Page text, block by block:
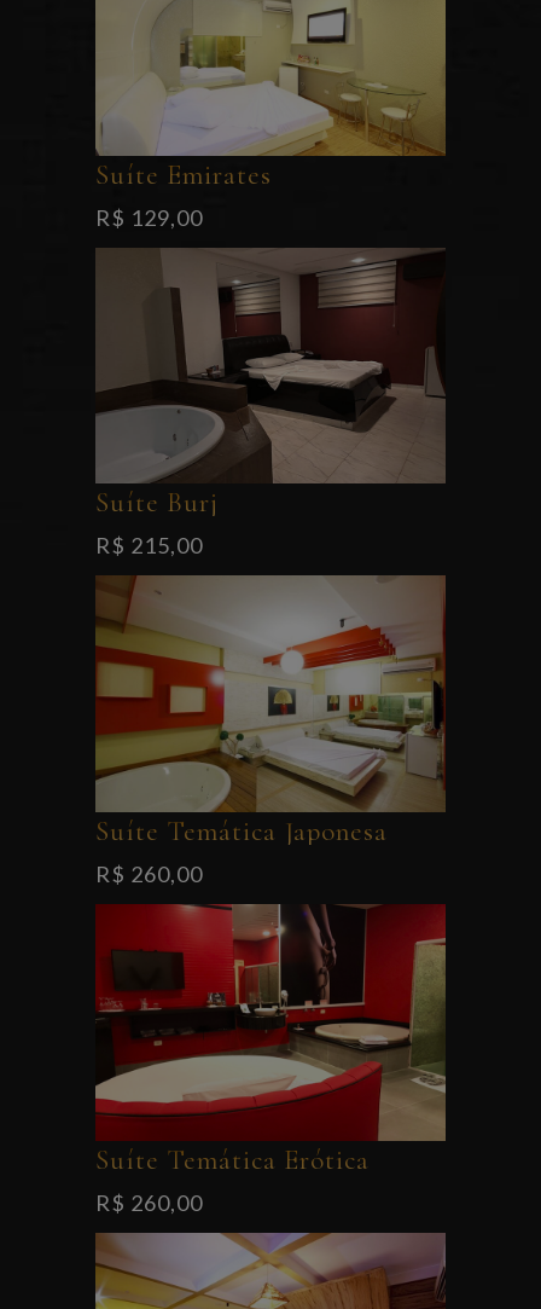
Suíte Emirates
R$ 129,00
Suíte Burj
R$ 215,00
Suíte Temática Japonesa
R$ 260,00
Suíte Temática Erótica
R$ 260,00